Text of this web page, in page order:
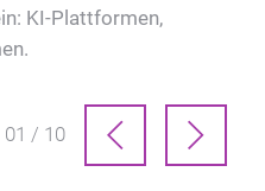
KI-Plattformen,
01 / 10